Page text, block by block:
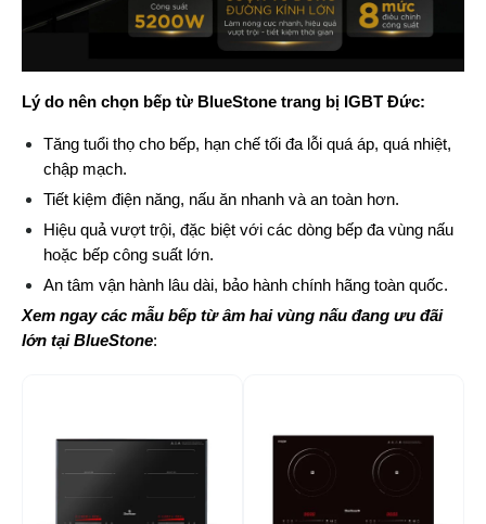
Lý do nên chọn bếp từ BlueStone trang bị IGBT Đức:
Tăng tuổi thọ cho bếp, hạn chế tối đa lỗi quá áp, quá nhiệt,
chập mạch.
Tiết kiệm điện năng, nấu ăn nhanh và an toàn hơn.
Hiệu quả vượt trội, đặc biệt với các dòng bếp đa vùng nấu
hoặc bếp công suất lớn.
An tâm vận hành lâu dài, bảo hành chính hãng toàn quốc.
Xem ngay các mẫu bếp từ âm hai vùng nấu đang ưu đãi
lớn tại BlueStone: